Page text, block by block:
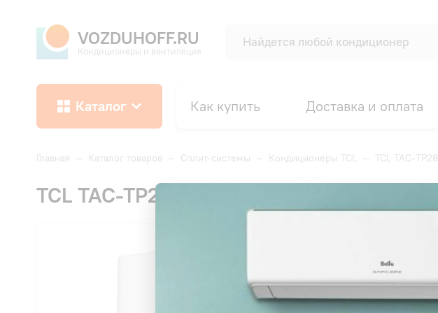
VOZDUHOFF.RU
Кондиционеры и вентиляция
Каталог Как купить Доставка и оплата
Главная — Каталог товаров — Сплит-системы — Кондиционеры TCL — TCL TAC-
TCL TAC-TP28INV/R Gentle Cool Inverter